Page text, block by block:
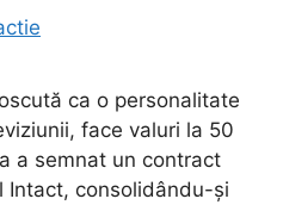
ca o personalitate
face valuri la 50
a semnat un contract
Intact, consolidându-și